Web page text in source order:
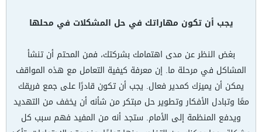
يجب أن تكون مهاراتك في حل المشكلات في محلها
بغض النظر عن مدى اهتمامك بشركتك، فمن المحتم أن تنشأ
المشاكل في مرحلة ما. إن معرفة كيفية التعامل مع هذه المواقف
يمكن أن يميزك كمدير فعال. يجب أن تكون قادرًا على جمع فريقك
معًا وتبادل الأفكار وتطوير حل مبتكر من شأنه أن يخفف من التهديد
ويدفع المنظمة إلى الأمام. ستجد أنه من المفيد فهم سبب كل